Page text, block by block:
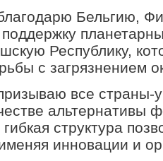
Бельгию,
поддержку
Республику,
с загрязнением
все страны-
альтернативы
структура
инновации и